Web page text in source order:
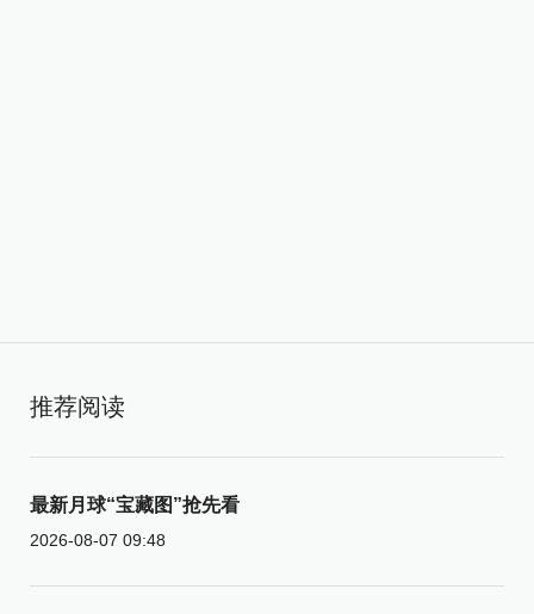
推荐阅读
最新月球“宝藏图”抢先看
2026-08-07 09:48